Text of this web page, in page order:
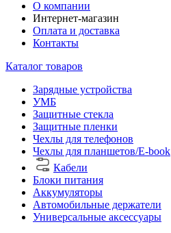
О компании
Интернет-магазин
Оплата и доставка
Контакты
Каталог товаров
Зарядные устройства
УМБ
Защитные стекла
Защитные пленки
Чехлы для телефонов
Чехлы для планшетов/E-book
Кабели
Блоки питания
Аккумуляторы
Автомобильные держатели
Универсальные аксессуары